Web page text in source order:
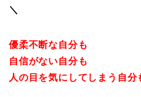
＼
優柔不断な自分も
自信がない自分も
人の目を気にしてしまう自分